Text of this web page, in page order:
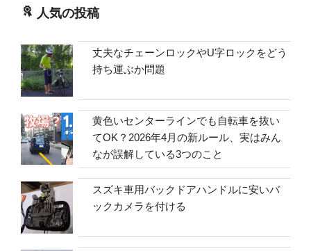
人気の投稿
丈夫なチェーンロックやU字ロックをどう
持ち運ぶか問題
黄色いセンターラインでも自転車を抜い
てOK？2026年4月の新ルール、実はみん
なが誤解している3つのこと
スズキ車用バックドアハンドルに安いバ
ックカメラを付ける